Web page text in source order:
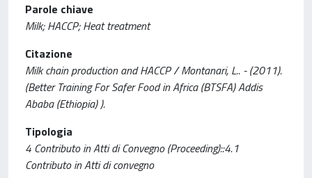
Parole chiave
Milk; HACCP; Heat treatment
Citazione
Milk chain production and HACCP / Montanari, L.. - (2011).
(Better Training For Safer Food in Africa (BTSFA) Addis
Ababa (Ethiopia) ).
Tipologia
4 Contributo in Atti di Convegno (Proceeding)::4.1
Contributo in Atti di convegno